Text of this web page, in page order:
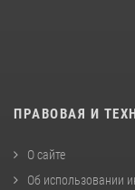
ПРАВОВАЯ И
О сайте
Об использовании